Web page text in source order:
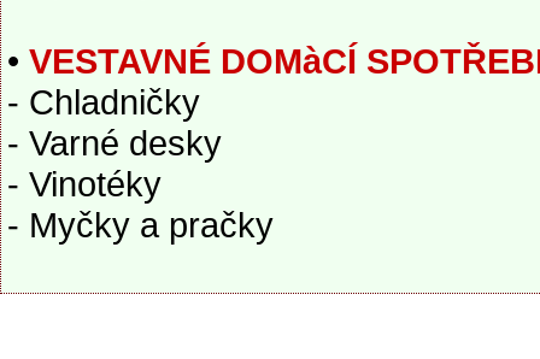
• VESTAVNÉ DOMàCÍ
- Chladničky
- Varné desky
- Vinotéky
- Myčky a pračky